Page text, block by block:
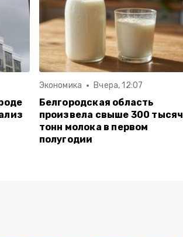
Экономика Вчера, 12:07
Белгородская область
произвела свыше 300 тысяч
тонн молока в первом
полугодии